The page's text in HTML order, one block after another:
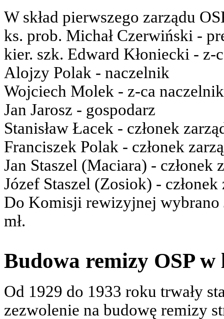
W skład pierwszego zarządu
ks. prob. Michał Czerwiński -
kier. szk. Edward Kłoniecki - z-
Alojzy Polak - naczelnik
Wojciech Molek - z-ca
Jan Jarosz - gospodarz
Stanisław Łacek - członek
Franciszek Polak - członek
Jan Staszel (Maciara) - członek
Józef Staszel (Zosiok) - członek
Do Komisji rewizyjnej wybrano
mł.
Budowa remizy OSP w
Od 1929 do 1933 roku trwały
zezwolenie na budowę remizy